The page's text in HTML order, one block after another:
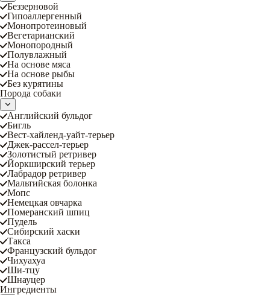
Беззерновой
Гипоаллергенный
Монопротеиновый
Вегетарианский
Монопородный
Полувлажный
На основе мяса
На основе рыбы
Без курятины
Порода собаки
Английский бульдог
Бигль
Вест-хайленд-уайт-терьер
Джек-рассел-терьер
Золотистый ретривер
Йоркширский терьер
Лабрадор ретривер
Мальтийская болонка
Мопс
Немецкая овчарка
Померанский шпиц
Пудель
Сибирский хаски
Такса
Французский бульдог
Чихуахуа
Ши-тцу
Шнауцер
Ингредиенты